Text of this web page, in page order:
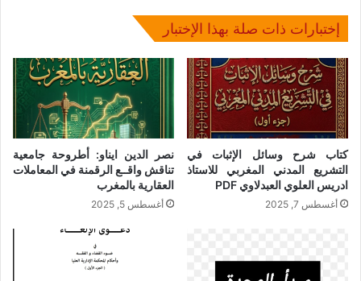
إختبارات ذات صلة بهذا الإختبار
كتاب شرح وسائل الإثبات في
التشريع المدني المغربي للاستاذ
ادريس العلوي العبدلاوي PDF
أغسطس 7, 2025
نصر الدين ايناو: أطروحة جامعية
تناقش واقــع الرقمنة في المعاملات
العقارية بالمغرب
أغسطس 5, 2025